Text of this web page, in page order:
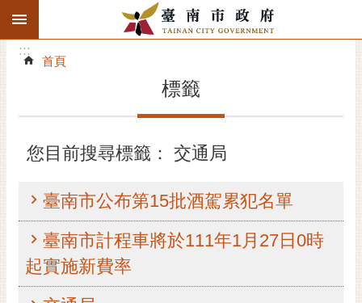
跳到主要內容區塊
搜
階
精彩府城
市府團隊
主題服務
:::
:::
首頁
標籤
您目前搜尋標籤： 交通局
臺南市公布第15批酒駕累犯名單
臺南市計程車將於111年1月27日0時
起實施新費率